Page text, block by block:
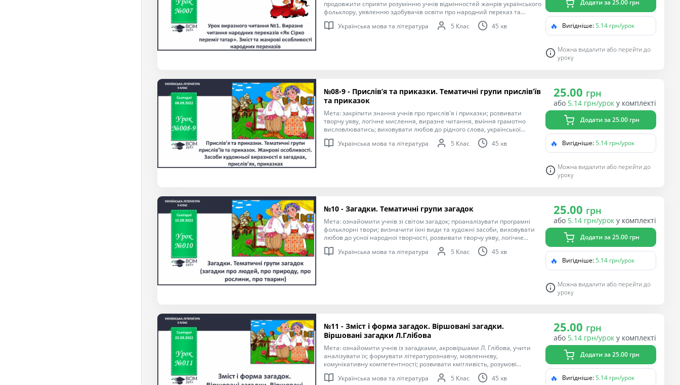
продовжити сприяти розумінню учнів відмінностей жанрів українського
фольклору, уявленню здобувачів освіти про народний переказ та
композицію твору; формувати вміння аналізувати твір (визначати тему,
ідею і композицію твору); виховувати шанобливе ставлення до історії
Українська мова та література 5 Клас 45 хв
Додати за 25.00 грн
🔥 Вигідніше:5.14 грн/урок
Можна видалити або перейти до
уроку
№08-9 - Прислів’я та приказки. Тематичні групи прислів’їв
та приказок
Мета: закріпити знання учнів про прислів'я і приказки; розвивати
творчу уяву, логічне мислення, виразне читання, вміння грамотно
висловлюватись; виховувати любов до рідного слова, української
культури; прищеплювати повагу до спостережливості й гострого розуму
своїх предків.
Українська мова та література 5 Клас 45 хв
25.00 грн
або 5.14 грн/урок у комплекті
Додати за 25.00 грн
🔥 Вигідніше:5.14 грн/урок
Можна видалити або перейти до
уроку
№10 - Загадки. Тематичні групи загадок
Мета: ознайомити учнів зі світом загадок; проаналізувати програмні
фольклорні твори; визначити їхні види та художні засоби, виховувати
любов до усної народної творчості, розвивати творчу уяву, логічне
мислення, виразне читання.
Українська мова та література 5 Клас 45 хв
25.00 грн
або 5.14 грн/урок у комплекті
Додати за 25.00 грн
🔥 Вигідніше:5.14 грн/урок
Можна видалити або перейти до
уроку
№11 - Зміст і форма загадок. Віршовані загадки.
Віршовані загадки Л.Глібова
Мета: ознайомити учнів із загадками, акровіршами Л. Глібова, учити
аналізувати їх; формувати літературознавчу, мовленнєву,
комунікативну компетентності; розвивати кмітливість, розумові
здібності, пам'ять, творчу уяву; виховувати цікавість до творчості Л.
Глібова, найкращі людські якості.
Українська мова та література 5 Клас 45 хв
25.00 грн
або 5.14 грн/урок у комплекті
Додати за 25.00 грн
🔥 Вигідніше:5.14 грн/урок